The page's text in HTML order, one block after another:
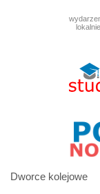
lokalnie
Dworce kolejowe